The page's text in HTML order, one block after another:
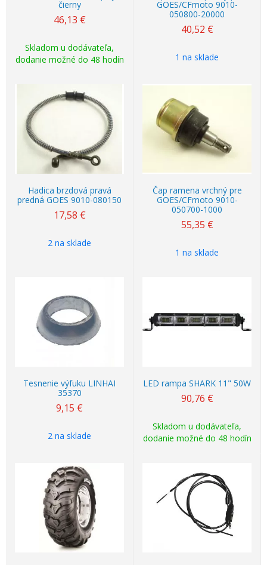
čierny
46,13 €
Skladom u dodávateľa,
dodanie možné do 48 hodín
GOES/CFmoto 9010-
050800-20000
40,52 €
1 na sklade
Hadica brzdová pravá
predná GOES 9010-080150
17,58 €
2 na sklade
Čap ramena vrchný pre
GOES/CFmoto 9010-
050700-1000
55,35 €
1 na sklade
Tesnenie výfuku LINHAI
35370
9,15 €
2 na sklade
LED rampa SHARK 11" 50W
90,76 €
Skladom u dodávateľa,
dodanie možné do 48 hodín